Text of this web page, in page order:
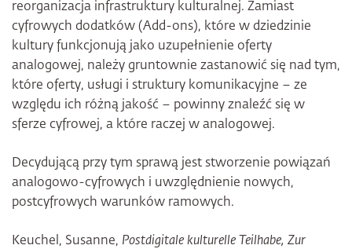
reorganizacja infrastruktury kulturalnej. Zamiast
cyfrowych dodatków (Add-ons), które w dziedzinie
kultury funkcjonują jako uzupełnienie oferty
analogowej, należy gruntownie zastanowić się nad tym,
które oferty, usługi i struktury komunikacyjne – ze
względu ich różną jakość – powinny znaleźć się w
sferze cyfrowej, a które raczej w analogowej.
Decydującą przy tym sprawą jest stworzenie powiązań
analogowo-cyfrowych i uwzględnienie nowych,
postcyfrowych warunków ramowych.
Keuchel, Susanne, Postdigitale kulturelle Teilhabe, Zur